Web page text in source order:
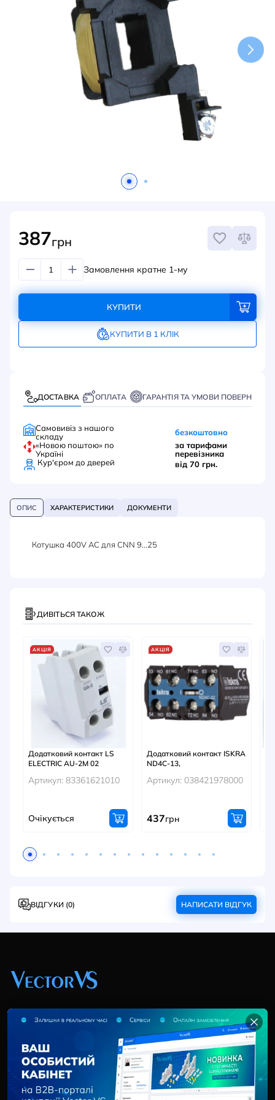
СИСТЕМИ ШИНОПРОВОДІВ ТА СТРУМОПРОВОДІВ
387грн
Замовлення кратне 1-му
КУПИТИ
КУПИТИ В 1 КЛІК
ДОСТАВКА ОПЛАТА ГАРАНТІЯ ТА УМОВИ ПОВЕРНЕННЯ
Самовивіз з нашого
складу
безкоштовно
«Новою поштою» по
Україні
за тарифами
перевізника
Кур'єром до дверей від 70 грн.
ОПИС ХАРАКТЕРИСТИКИ ДОКУМЕНТИ
Котушка 400V AC для CNN 9...25
ДИВІТЬСЯ ТАКОЖ
АКЦІЯ
Додатковий контакт LS
ELECTRIC AU-2M 02
Артикул: 83361621010
Очікується
АКЦІЯ
Додатковий контакт ISKRA
ND4C-13,
Артикул: 038421978000
437грн
ВІДГУКИ (0) НАПИСАТИ ВІДГУК
+38 (044) 369 51 57
02095, Україна, м. Київ, вул. Трускавецька, 10-В, оф.
info@vector-vs.com